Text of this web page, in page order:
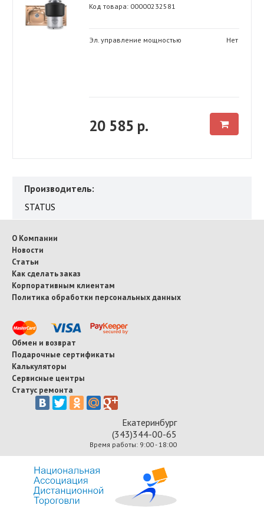
Код товара: 00000232581
Эл. управление мощностью Нет
20 585 р.
Производитель:
STATUS
О Компании
Новости
Статьи
Как сделать заказ
Корпоративным клиентам
Политика обработки персональных данных
Обмен и возврат
Подарочные сертификаты
Калькуляторы
Сервисные центры
Статус ремонта
Екатеринбург
(343)344-00-65
Время работы: 9:00 - 18:00